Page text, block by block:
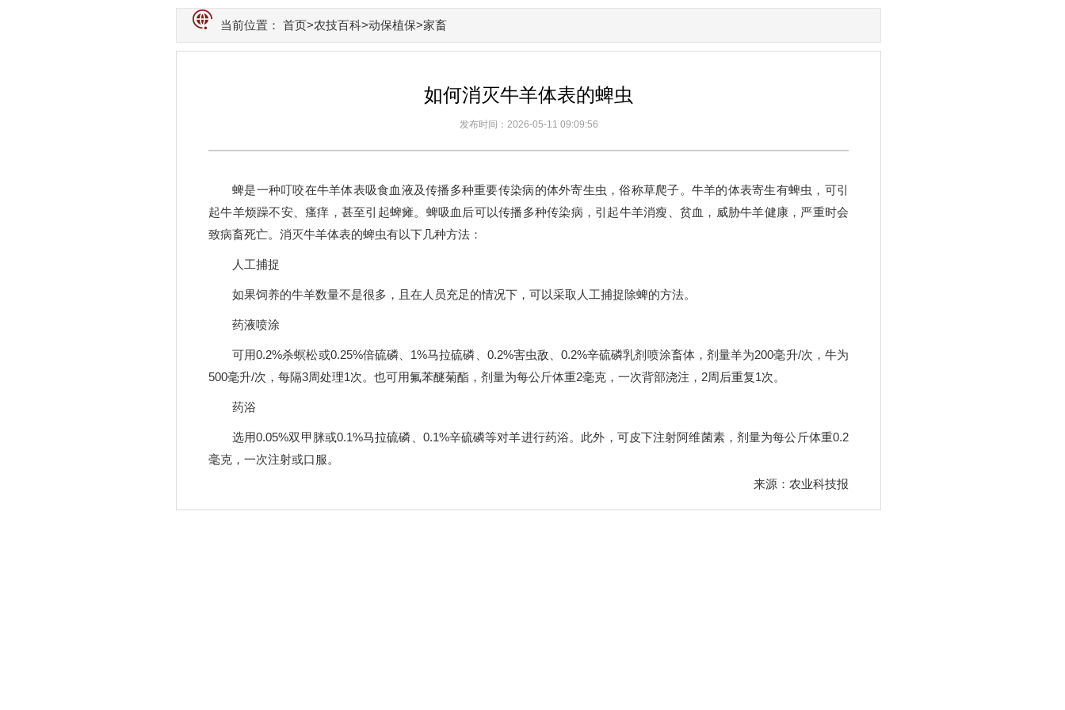
当前位置： 首页>农技百科>动保植保>家畜
如何消灭牛羊体表的蜱虫
发布时间：2026-05-11 09:09:56
蜱是一种叮咬在牛羊体表吸食血液及传播多种重要传染病的体外寄生虫，俗称草爬子。牛羊的体表寄生有蜱虫，可引
起牛羊烦躁不安、瘙痒，甚至引起蜱瘫。蜱吸血后可以传播多种传染病，引起牛羊消瘦、贫血，威胁牛羊健康，严重时会
致病畜死亡。消灭牛羊体表的蜱虫有以下几种方法：
人工捕捉
如果饲养的牛羊数量不是很多，且在人员充足的情况下，可以采取人工捕捉除蜱的方法。
药液喷涂
可用0.2%杀螟松或0.25%倍硫磷、1%马拉硫磷、0.2%害虫敌、0.2%辛硫磷乳剂喷涂畜体，剂量羊为200毫升/次，牛为
500毫升/次，每隔3周处理1次。也可用氟苯醚菊酯，剂量为每公斤体重2毫克，一次背部浇注，2周后重复1次。
药浴
选用0.05%双甲脒或0.1%马拉硫磷、0.1%辛硫磷等对羊进行药浴。此外，可皮下注射阿维菌素，剂量为每公斤体重0.2
毫克，一次注射或口服。
来源：农业科技报